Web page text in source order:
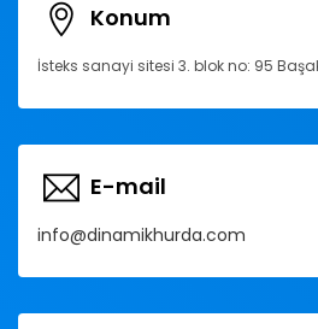
Konum
İsteks sanayi sitesi 3. blok no: 95
E-mail
info@dinamikhurda.com